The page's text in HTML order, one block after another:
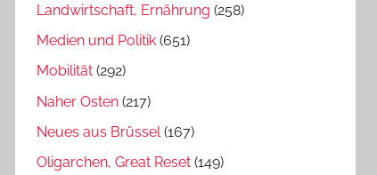
Landwirtschaft, Ernährung (258)
Medien und Politik (651)
Mobilität (292)
Naher Osten (217)
Neues aus Brüssel(167)
Oligarchen, Great Reset (149)